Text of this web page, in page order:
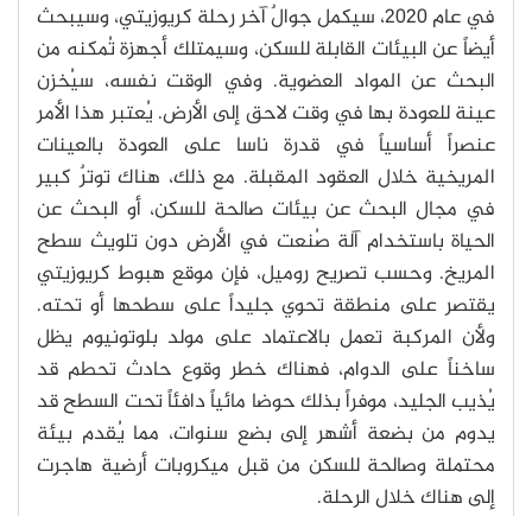
في عام 2020، سيكمل جوالٌ آخر رحلة كريوزيتي، وسيبحث
أيضاً عن البيئات القابلة للسكن، وسيمتلك أجهزة تُمكنه من
البحث عن المواد العضوية. وفي الوقت نفسه، سيُخزن
عينة للعودة بها في وقت لاحق إلى الأرض. يُعتبر هذا الأمر
عنصراً أساسياً في قدرة ناسا على العودة بالعينات
المريخية خلال العقود المقبلة. مع ذلك، هناك توترٌ كبير
في مجال البحث عن بيئات صالحة للسكن، أو البحث عن
الحياة باستخدام آلة صُنعت في الأرض دون تلويث سطح
المريخ. وحسب تصريح روميل، فإن موقع هبوط كريوزيتي
يقتصر على منطقة تحوي جليداً على سطحها أو تحته.
ولأن المركبة تعمل بالاعتماد على مولد بلوتونيوم يظل
ساخناً على الدوام، فهناك خطر وقوع حادث تحطم قد
يُذيب الجليد، موفراً بذلك حوضا مائياً دافئاً تحت السطح قد
يدوم من بضعة أشهر إلى بضع سنوات، مما يُقدم بيئة
محتملة وصالحة للسكن من قبل ميكروبات أرضية هاجرت
إلى هناك خلال الرحلة.